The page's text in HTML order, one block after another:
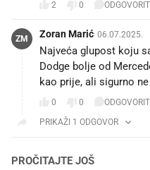
2 0
ZM Zoran Marić 06.07.2025.
Najveća glupost koju
Dodge bolje od
kao prije, ali sigurno
0 0
PRIKAŽI 1 ODGOVOR
PROČITAJTE JOŠ